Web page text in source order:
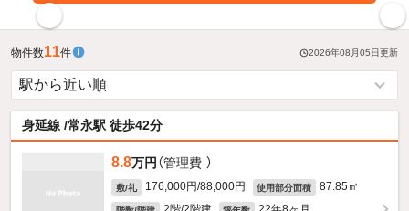
物件数11件 2026年08月05日更新
身延線 /常永駅 徒歩42分
8.8万円 （管理費-）
敷/礼 176,000円/88,000円 使用部分面積 87.85㎡